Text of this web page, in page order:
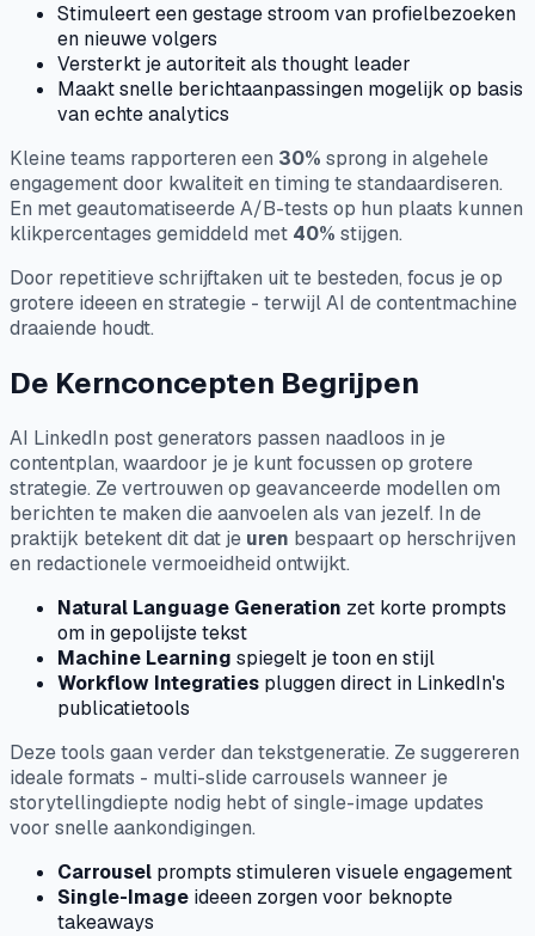
Stimuleert een gestage stroom van profielbezoeken
en nieuwe volgers
Versterkt je autoriteit als thought leader
Maakt snelle berichtaanpassingen mogelijk op basis
van echte analytics
Kleine teams rapporteren een 30% sprong in algehele
engagement door kwaliteit en timing te standaardiseren.
En met geautomatiseerde A/B-tests op hun plaats kunnen
klikpercentages gemiddeld met 40% stijgen.
Door repetitieve schrijftaken uit te besteden, focus je op
grotere ideeen en strategie - terwijl AI de contentmachine
draaiende houdt.
De Kernconcepten Begrijpen
AI LinkedIn post generators passen naadloos in je
contentplan, waardoor je je kunt focussen op grotere
strategie. Ze vertrouwen op geavanceerde modellen om
berichten te maken die aanvoelen als van jezelf. In de
praktijk betekent dit dat je uren bespaart op herschrijven
en redactionele vermoeidheid ontwijkt.
Natural Language Generation zet korte prompts
om in gepolijste tekst
Machine Learning spiegelt je toon en stijl
Workflow Integraties pluggen direct in LinkedIn's
publicatietools
Deze tools gaan verder dan tekstgeneratie. Ze suggereren
ideale formats - multi-slide carrousels wanneer je
storytellingdiepte nodig hebt of single-image updates
voor snelle aankondigingen.
Carrousel prompts stimuleren visuele engagement
Single-Image ideeen zorgen voor beknopte
takeaways